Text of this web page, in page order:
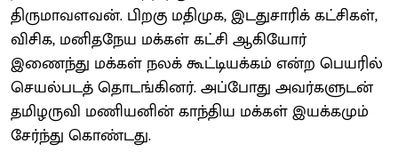
திருமாவளவன். பிறகு மதிமுக, இடதுசாரிக் கட்சிகள்,
விசிக, மனிதநேய மக்கள் கட்சி ஆகியோர்
இணைந்து மக்கள் நலக் கூட்டியக்கம் என்ற பெயரில்
செயல்படத் தொடங்கினர். அப்போது அவர்களுடன்
தமிழருவி மணியனின் காந்திய மக்கள் இயக்கமும்
சேர்ந்து கொண்டது.